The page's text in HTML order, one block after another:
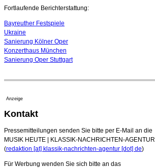
Fortlaufende Berichterstattung:
Bayreuther Festspiele
Ukraine
Sanierung Kölner Oper
Konzerthaus München
Sanierung Oper Stuttgart
Anzeige
Kontakt
Pressemitteilungen senden Sie bitte per E-Mail an die
MUSIK HEUTE | KLASSIK-NACHRICHTEN-AGENTUR
(redaktion [at] klassik-nachrichten-agentur [dot] de)
Für Werbung wenden Sie sich bitte an das